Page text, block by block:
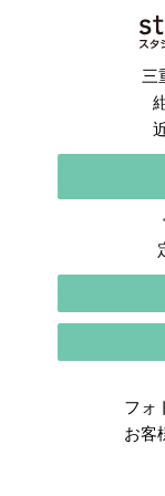
三
フォ
お客